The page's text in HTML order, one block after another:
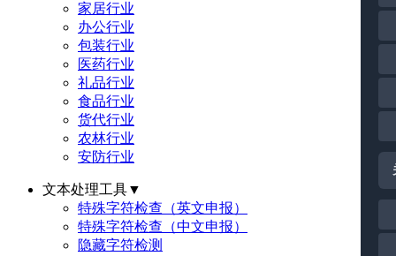
家居行业
办公行业
包装行业
医药行业
礼品行业
食品行业
货代行业
农林行业
安防行业
文本处理工具▼
特殊字符检查（英文申报）
特殊字符检查（中文申报）
隐藏字符检测